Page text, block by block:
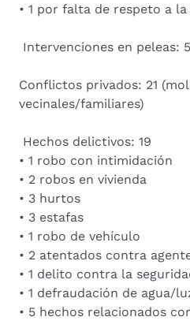
• 1 por falta de respeto a
Intervenciones en peleas: 5
Conflictos privados: 21
vecinales/familiares)
Hechos delictivos: 19
• 1 robo con intimidación
• 2 robos en vivienda
• 3 hurtos
• 3 estafas
• 1 robo de vehículo
• 2 atentados contra
• 1 delito contra la
• 1 defraudación de agua/
• 5 hechos relacionados